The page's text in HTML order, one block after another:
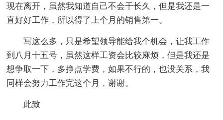
现在离开，虽然我知道自己不会干长久，但是我还是一
直好好工作，所以得了上个月的销售第一。
写这么多，只是希望领导能给我个机会，让我工作
到八月十五号，虽然这样工资会比较麻烦，但是我还是
想争取一下，多挣点学费，如果不行的，也没关系，我
同样会努力工作完这个月，谢谢。
此致